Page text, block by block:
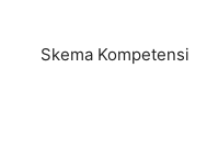
Skema Kompetensi